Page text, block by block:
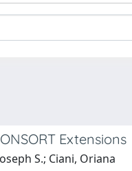
Extensions
S.; Ciani, Oriana